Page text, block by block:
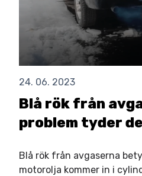
24. 06. 2023
Blå rök från
problem tyder
Blå rök från avgaserna
motorolja kommer in i